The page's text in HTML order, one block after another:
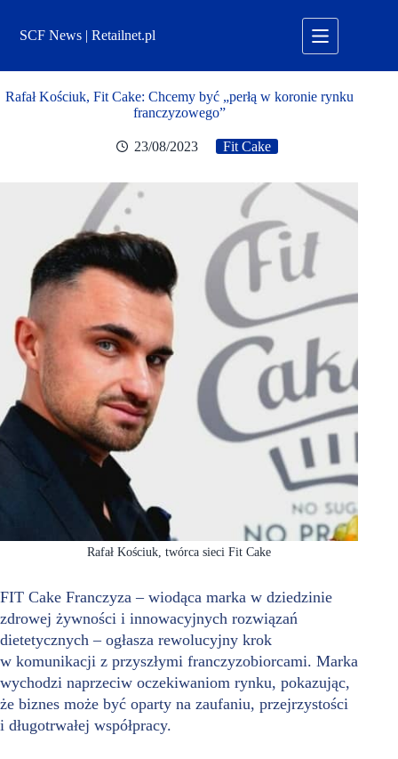
treściSCF News | Retailnet.pl
Rafał Kościuk, Fit Cake: Chcemy być „perłą w koronie rynku
franczyzowego”
23/08/2023 Fit Cake
Rafał Kościuk, twórca sieci Fit Cake
FIT Cake Franczyza – wiodąca marka w dziedzinie
zdrowej żywności i innowacyjnych rozwiązań
dietetycznych – ogłasza rewolucyjny krok
w komunikacji z przyszłymi franczyzobiorcami. Marka
wychodzi naprzeciw oczekiwaniom rynku, pokazując,
że biznes może być oparty na zaufaniu, przejrzystości
i długotrwałej współpracy.